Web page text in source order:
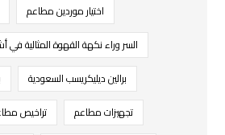
اختيار موردين مطاعم
السر وراء نكهة القهوة المثالية في
برالين ديليكريسب السعودية
تجهيزات مطاعم
تراخيص